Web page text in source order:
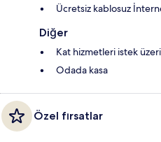
Ücretsiz kablosuz
Diğer
Kat hizmetleri istek
Odada kasa
Özel fırsatlar